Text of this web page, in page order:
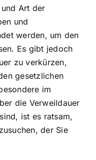
Art der
und
werden, um den
Es gibt jedoch
zu verkürzen,
gesetzlichen
im
die Verweildauer
ist es ratsam,
der Sie